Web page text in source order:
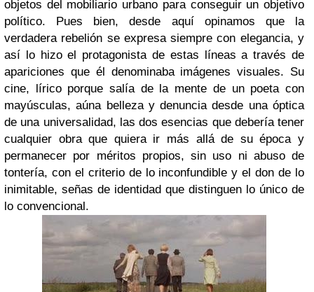
objetos del mobiliario urbano para conseguir un objetivo
político. Pues bien, desde aquí opinamos que la
verdadera rebelión se expresa siempre con elegancia, y
así lo hizo el protagonista de estas líneas a través de
apariciones que él denominaba imágenes visuales. Su
cine, lírico porque salía de la mente de un poeta con
mayúsculas, aúna belleza y denuncia desde una óptica
de una universalidad, las dos esencias que debería tener
cualquier obra que quiera ir más allá de su época y
permanecer por méritos propios, sin uso ni abuso de
tontería, con el criterio de lo inconfundible y el don de lo
inimitable, señas de identidad que distinguen lo único de
lo convencional.